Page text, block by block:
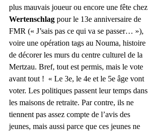
plus mauvais joueur ou encore une fête chez
Wertenschlag pour le 13e anniversaire de
FMR (« J’sais pas ce qui va se passer… »),
voire une opération tags au Nouma, histoire
de décorer les murs du centre culturel de la
Mertzau. Bref, tout est permis, mais le vote
avant tout !  « Le 3e, le 4e et le 5e âge vont
voter. Les politiques passent leur temps dans
les maisons de retraite. Par contre, ils ne
tiennent pas assez compte de l’avis des
jeunes, mais aussi parce que ces jeunes ne